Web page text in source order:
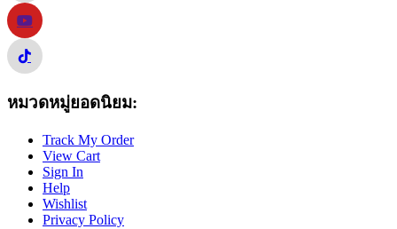
หมวดหมู่ยอดนิยม:
Track My Order
View Cart
Sign In
Help
Wishlist
Privacy Policy